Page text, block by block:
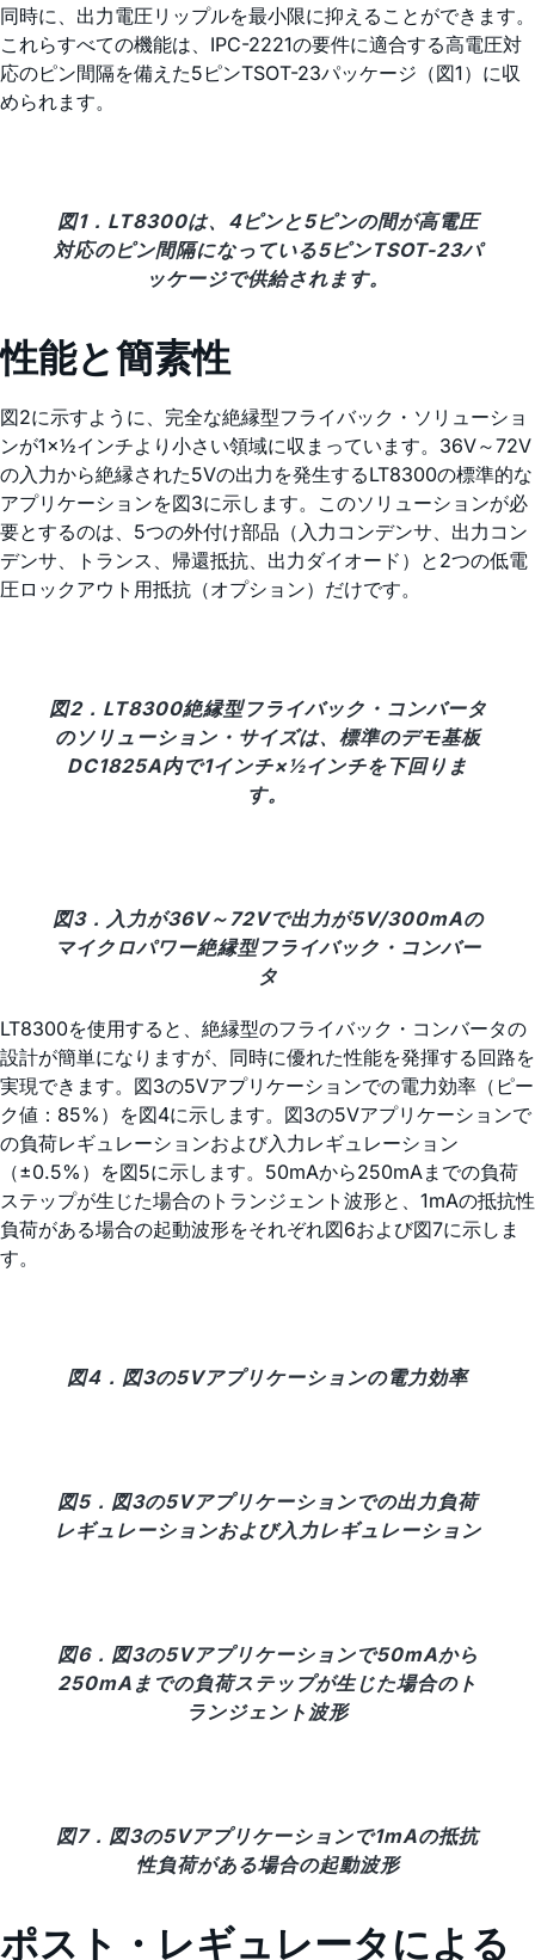
同時に、出力電圧リップルを最小限に抑えることができます。
これらすべての機能は、IPC-2221の要件に適合する高電圧対
応のピン間隔を備えた5ピンTSOT-23パッケージ（図1）に収
められます。
図1．LT8300は、4ピンと5ピンの間が高電圧
対応のピン間隔になっている5ピンTSOT-23パ
ッケージで供給されます。
性能と簡素性
図2に示すように、完全な絶縁型フライバック・ソリューショ
ンが1×½インチより小さい領域に収まっています。36V～72V
の入力から絶縁された5Vの出力を発生するLT8300の標準的な
アプリケーションを図3に示します。このソリューションが必
要とするのは、5つの外付け部品（入力コンデンサ、出力コン
デンサ、トランス、帰還抵抗、出力ダイオード）と2つの低電
圧ロックアウト用抵抗（オプション）だけです。
図2．LT8300絶縁型フライバック・コンバータ
のソリューション・サイズは、標準のデモ基板
DC1825A内で1インチ×½インチを下回りま
す。
図3．入力が36V～72Vで出力が5V/300mAの
マイクロパワー絶縁型フライバック・コンバー
タ
LT8300を使用すると、絶縁型のフライバック・コンバータの
設計が簡単になりますが、同時に優れた性能を発揮する回路を
実現できます。図3の5Vアプリケーションでの電力効率（ピー
ク値：85%）を図4に示します。図3の5Vアプリケーションで
の負荷レギュレーションおよび入力レギュレーション
（±0.5%）を図5に示します。50mAから250mAまでの負荷
ステップが生じた場合のトランジェント波形と、1mAの抵抗性
負荷がある場合の起動波形をそれぞれ図6および図7に示しま
す。
図4．図3の5Vアプリケーションの電力効率
図5．図3の5Vアプリケーションでの出力負荷
レギュレーションおよび入力レギュレーション
図6．図3の5Vアプリケーションで50mAから
250mAまでの負荷ステップが生じた場合のト
ランジェント波形
図7．図3の5Vアプリケーションで1mAの抵抗
性負荷がある場合の起動波形
ポスト・レギュレータによる